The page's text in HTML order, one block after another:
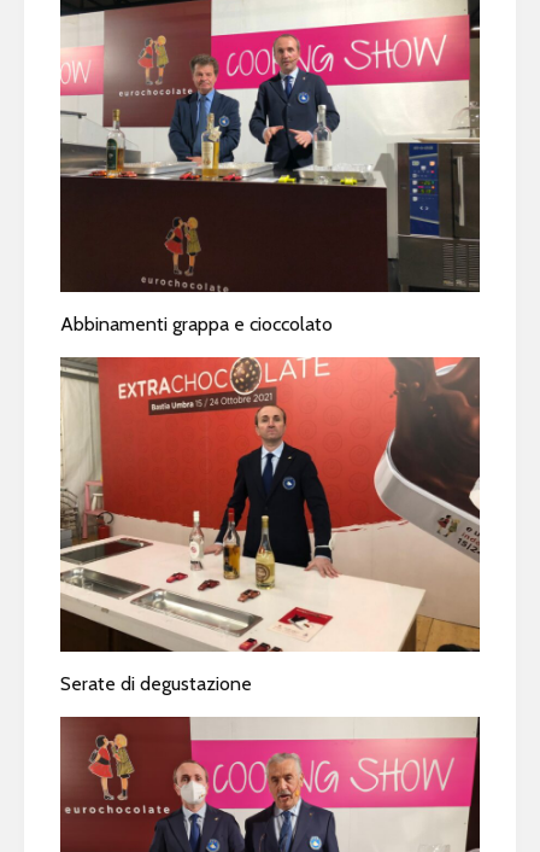
Abbinamenti grappa e cioccolato
Serate di degustazione